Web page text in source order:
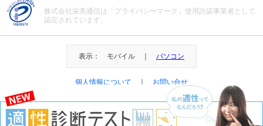
株式会社栄美通信は「プライバシーマーク」使用許諾事業者として
認定されています。
表示： モバイル ｜ パソコン
個人情報について お問い合せ
＠Eibi Tsushin All Right Reserved.